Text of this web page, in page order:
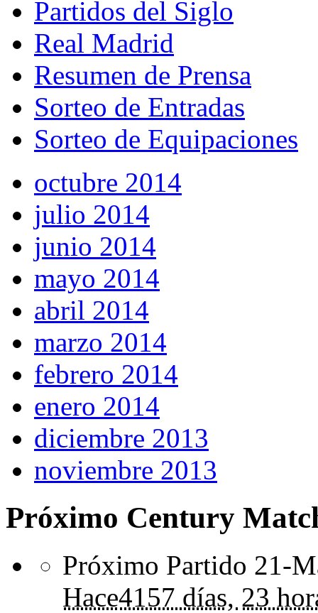
Partidos del Siglo
Real Madrid
Resumen de Prensa
Sorteo de Entradas
Sorteo de Equipaciones
octubre 2014
julio 2014
junio 2014
mayo 2014
abril 2014
marzo 2014
febrero 2014
enero 2014
diciembre 2013
noviembre 2013
Próximo Century
Próximo Partido 21-
Hace4157 días, 23